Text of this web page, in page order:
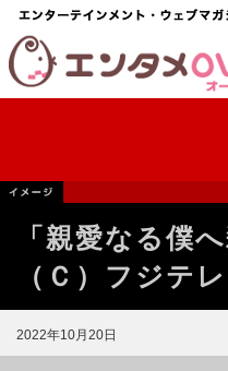
「親愛なる僕
（Ｃ）フジテ
2022年10月20日